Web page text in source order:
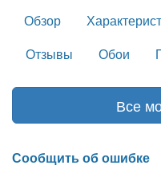
Обзор
Отзывы
Обои
Все
Сообщить об ошибке